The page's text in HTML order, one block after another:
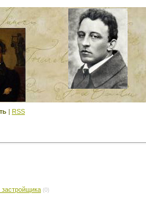
| RSS
застройщика (0)